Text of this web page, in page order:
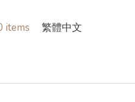
items 繁體中文